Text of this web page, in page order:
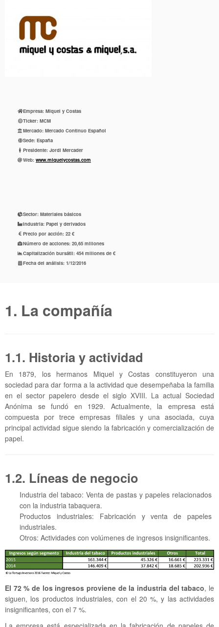
Empresa: Miquel y Costas
Ticker: MCM
 Mercado: Mercado Continuo Español
Sede: España
 Presidente: Jordi Mercader
 Web: www.miquelycostas.com
Sector: Materiales básicos
Industria: Papel y derivados
 Precio por acción: 22 €
Número de acciones: 20,65 millones
 Capitalización bursátil: 454 millones de €
 Fecha del análisis: 1/12/2016
1. La compañía
1.1. Historia y actividad
En 1879, los hermanos Miquel y Costas constituyeron una
sociedad para dar forma a la actividad que desempeñaba la familia
en el sector papelero desde el siglo XVIII. La actual Sociedad
Anónima se fundó en 1929. Actualmente, la empresa está
compuesta por trece empresas filiales y una asociada, cuya
principal actividad sigue siendo la fabricación y comercialización de
papel.
1.2. Líneas de negocio
Industria del tabaco: Venta de pastas y papeles relacionados
con la industria tabaquera.
Productos industriales: Fabricación y venta de papeles
industriales.
Otros: Actividades con volúmenes de ingresos insignificantes.
El 72 % de los ingresos proviene de la industria del tabaco, le
siguen, los productos industriales, con el 20 %, y las actividades
insignificantes, con el 7 %.